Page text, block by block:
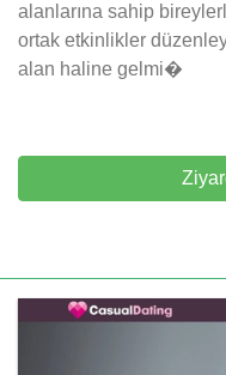
alanlarına sahip
ortak etkinlikler
alan haline gelmi�